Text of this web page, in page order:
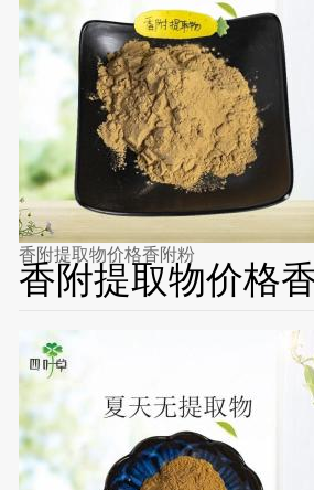
香附提取物价格香附粉
香附提取物价格